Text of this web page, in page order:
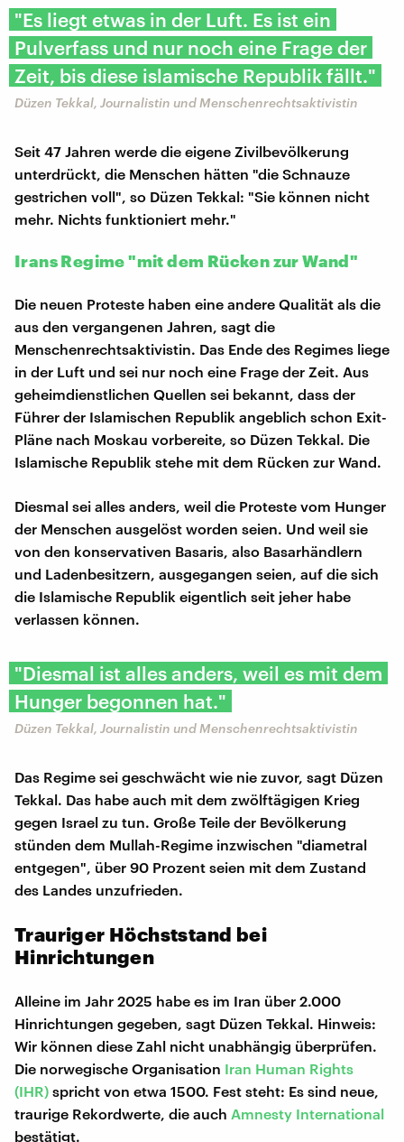
"Es liegt etwas in der Luft. Es ist ein
Pulverfass und nur noch eine Frage der
Zeit, bis diese islamische Republik fällt."
Düzen Tekkal, Journalistin und Menschenrechtsaktivistin
Seit 47 Jahren werde die eigene Zivilbevölkerung
unterdrückt, die Menschen hätten "die Schnauze
gestrichen voll", so Düzen Tekkal: "Sie können nicht
mehr. Nichts funktioniert mehr."
Irans Regime "mit dem Rücken zur Wand"
Die neuen Proteste haben eine andere Qualität als die
aus den vergangenen Jahren, sagt die
Menschenrechtsaktivistin. Das Ende des Regimes liege
in der Luft und sei nur noch eine Frage der Zeit. Aus
geheimdienstlichen Quellen sei bekannt, dass der
Führer der Islamischen Republik angeblich schon Exit-
Pläne nach Moskau vorbereite, so Düzen Tekkal. Die
Islamische Republik stehe mit dem Rücken zur Wand.
Diesmal sei alles anders, weil die Proteste vom Hunger
der Menschen ausgelöst worden seien. Und weil sie
von den konservativen Basaris, also Basarhändlern
und Ladenbesitzern, ausgegangen seien, auf die sich
die Islamische Republik eigentlich seit jeher habe
verlassen können.
"Diesmal ist alles anders, weil es mit dem
Hunger begonnen hat."
Düzen Tekkal, Journalistin und Menschenrechtsaktivistin
Das Regime sei geschwächt wie nie zuvor, sagt Düzen
Tekkal. Das habe auch mit dem zwölftägigen Krieg
gegen Israel zu tun. Große Teile der Bevölkerung
stünden dem Mullah-Regime inzwischen "diametral
entgegen", über 90 Prozent seien mit dem Zustand
des Landes unzufrieden.
Trauriger Höchststand bei
Hinrichtungen
Alleine im Jahr 2025 habe es im Iran über 2.000
Hinrichtungen gegeben, sagt Düzen Tekkal. Hinweis:
Wir können diese Zahl nicht unabhängig überprüfen.
Die norwegische Organisation Iran Human Rights
(IHR) spricht von etwa 1500. Fest steht: Es sind neue,
traurige Rekordwerte, die auch Amnesty International
bestätigt.